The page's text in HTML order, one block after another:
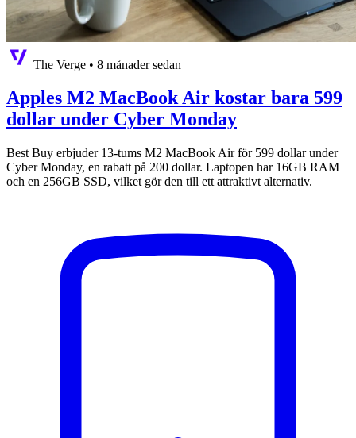
The Verge • 8 månader sedan
Apples M2 MacBook Air kostar bara 599
dollar under Cyber Monday
Best Buy erbjuder 13-tums M2 MacBook Air för 599 dollar under
Cyber Monday, en rabatt på 200 dollar. Laptopen har 16GB RAM
och en 256GB SSD, vilket gör den till ett attraktivt alternativ.